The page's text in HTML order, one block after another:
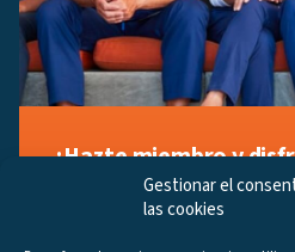
Gestionar el
las cookies
¡Hazte miembro y
a tu manera!
Regístrate ahora